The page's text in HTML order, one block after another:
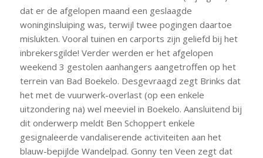
dat er de afgelopen maand een geslaagde
woninginsluiping was, terwijl twee pogingen daartoe
mislukten. Vooral tuinen en carports zijn geliefd bij het
inbrekersgilde! Verder werden er het afgelopen
weekend 3 gestolen aanhangers aangetroffen op het
terrein van Bad Boekelo. Desgevraagd zegt Brinks dat
het met de vuurwerk-overlast (op een enkele
uitzondering na) wel meeviel in Boekelo. Aansluitend bij
dit onderwerp meldt Ben Schoppert enkele
gesignaleerde vandaliserende activiteiten aan het
blauw-bepijlde Wandelpad. Gonny ten Veen zegt dat